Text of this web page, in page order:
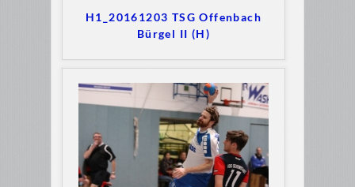
H1_20161203 TSG Offenbach
Bürgel II (H)